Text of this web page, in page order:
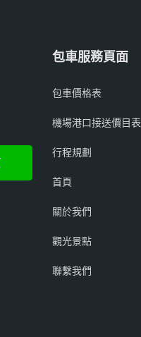
包車服務頁面
包車價格表
機場港口接送價目表
行程規劃
首頁
關於我們
觀光景點
聯繫我們